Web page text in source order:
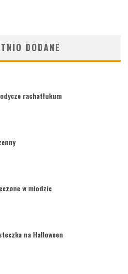
DODANE
rachatłukum
w miodzie
na Halloween